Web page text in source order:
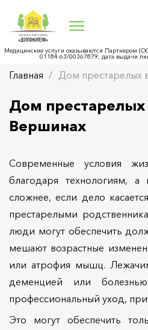
Медицинские услуги оказываются Партнером
01184-63/00367879, дата выдачи
Главная Дом престарелых
Дом престарелых
Вершинах
Современные условия
благодаря технологиям,
сложнее, если дело
престарелыми
люди могут обеспечить
мешают возрастные
или атрофия мышц.
деменцией или
профессиональный уход,
Это могут обеспечить